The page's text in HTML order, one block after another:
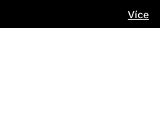
Více